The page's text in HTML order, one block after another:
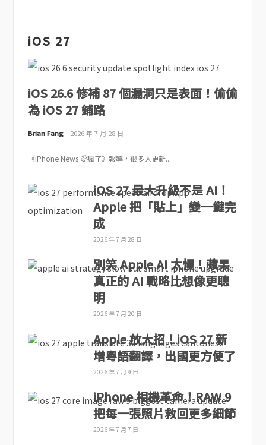
iOS 27
iOS 26.6 修補 87 個漏洞只是表面！偷偷
為 iOS 27 鋪路
Brian Fang 2026 年 7 月 28 日
《iPhone News 愛瘋了》報導，很多人更新...
iOS 27 最大升級不是 AI！
Apple 把「貼上」變一鍵完
成
2026 年 7 月 28 日
別笑 Apple AI 太慢！蘋果
真正的 AI 戰略比想像更聰
明
2026 年 7 月 20 日
Apple 放大招！iOS 27 新
增粵語翻譯，出國更方便了
2026 年 7 月 9 日
iPhone 相機革命！RAW 9
把每一張照片救回更多細節
2026 年 7 月 7 日